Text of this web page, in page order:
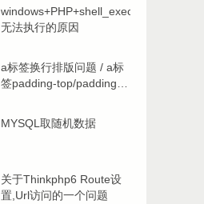
windows+PHP+shell_exec()
无法执行的原因
a标签换行排版问题 / a标
签padding-top/padding-
MYSQL取随机数据
关于Thinkphp6 Route设
置,Url访问的一个问题